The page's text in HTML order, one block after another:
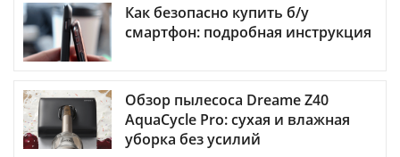
Как безопасно купить б/у
смартфон: подробная инструкция
Обзор пылесоса Dreame Z40
AquaCycle Pro: сухая и влажная
уборка без усилий